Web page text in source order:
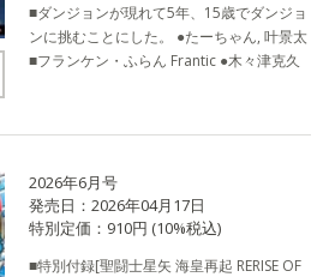
■ダンジョンが現れて5年、15歳でダンジョ
ンに挑むことにした。 ●たーちゃん, 叶景太
■フランケン・ふらん Frantic ●木々津克久
2026年6月号
発売日：2026年04月17日
特別定価：910円 (10%税込)
■特別付録[聖闘士星矢 海皇再起 RERISE OF